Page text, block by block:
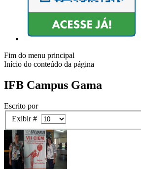
Fim do menu principal
Início do conteúdo da página
IFB Campus Gama
Escrito por
Exibir #